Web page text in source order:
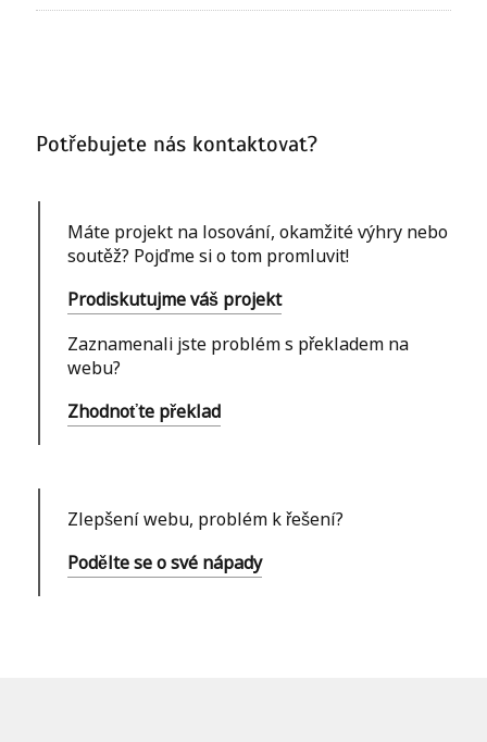
Potřebujete nás kontaktovat?
Máte projekt na losování, okamžité výhry nebo
soutěž? Pojďme si o tom promluvit!
Prodiskutujme váš projekt
Zaznamenali jste problém s překladem na
webu?
Zhodnoťte překlad
Zlepšení webu, problém k řešení?
Podělte se o své nápady